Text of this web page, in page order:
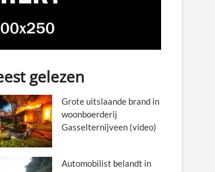
gelezen
Grote uitslaande brand in
woonboerderij
Gasselternijveen (video)
Automobilist belandt in